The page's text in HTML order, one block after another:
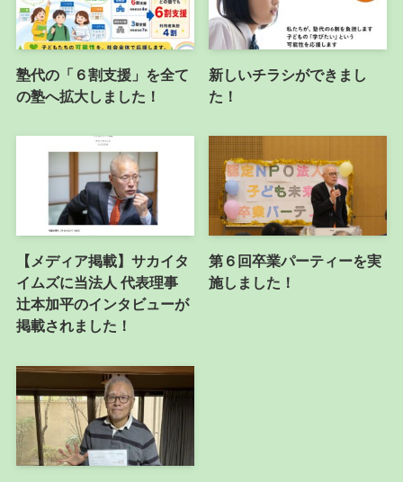
塾代の「６割支援」を全て
の塾へ拡大しました！
新しいチラシができまし
た！
【メディア掲載】サカイタ
イムズに当法人 代表理事
辻本加平のインタビューが
掲載されました！
第６回卒業パーティーを実
施しました！